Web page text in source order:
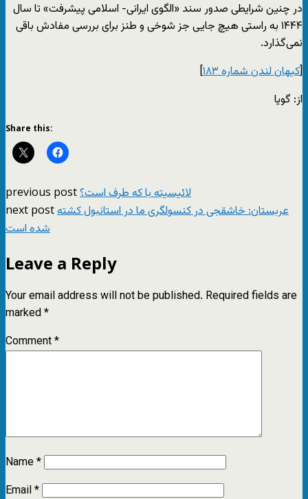
در چنین شرایطی صدور سند «الگوی ایرانی- اسلامی پیشرفت» تا سال
۱۴۴۴ به راستی هیچ جایی جز شوخی و طنز برای بررسی مفادش باقی
نمی‌گذارد.
[کیهان لندن شماره ۱۸۳
]
از: گویا
Share this:
previous postلائیسیته با که طرف است؟
next postعربستان: خاشقجی در کنسولگری ما در استانبول کشته
شده است
Leave a Reply
Your email address will not be published. Required fields are
marked*
Comment*
Name*
Email*